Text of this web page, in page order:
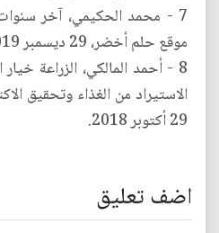
7 - محمد الحكيمي، آخر
موقع حلم أخضر، 29 ديسمبر 2019
8 - أحمد المالكي، الزراعة
الاستيراد من الغذاء وتحقيق
29 أكتوبر 2018.
اضف تعليق